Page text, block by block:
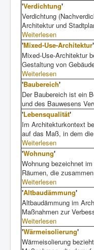
'Verdichtung'
Verdichtung
Architektur und
Weiterlesen
'Mixed-Use-Architektur'
Mixed-Use-Architektur
Gestaltung von
Weiterlesen
'Baubereich'
Der Baubereich ist ein
und des Bauwesens
'Lebensqualität'
Im Architekturkontext
auf das Maß, in dem
Weiterlesen
'Wohnung'
Wohnung bezeichnet
Räumen, die
Weiterlesen
'Altbaudämmung'
Altbaudämmung im
Maßnahmen zur
Weiterlesen
'Wärmeisolierung'
Wärmeisolierung